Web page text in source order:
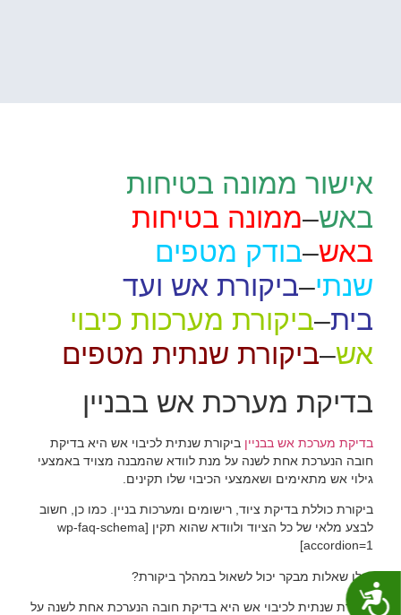
נגישות
אישור ממונה בטיחות
באש–ממונה בטיחות
באש–בודק מטפים
שנתי–ביקורת אש ועד
בית–ביקורת מערכות כיבוי
אש–ביקורת שנתית מטפים
בדיקת מערכת אש בבניין
בדיקת מערכת אש בבנייןביקורת שנתית לכיבוי אש היא בדיקת
חובה הנערכת אחת לשנה על מנת לוודא שהמבנה מצויד באמצעי
גילוי אש מתאימים ושאמצעי הכיבוי שלו תקינים.
ביקורת כוללת בדיקת ציוד, רישומים ומערכות בניין. כמו כן, חשוב
לבצע מלאי של כל הציוד ולוודא שהוא תקין [wp-faq-schema
accordion=1]
אילו שאלות מבקר יכול לשאול במהלך ביקורת?
ביקורת שנתית לכיבוי אש היא בדיקת חובה הנערכת אחת לשנה על